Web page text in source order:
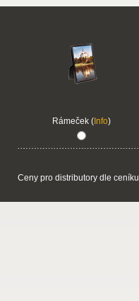
Rámeček (Info)
Ceny pro distributory dle ceníku